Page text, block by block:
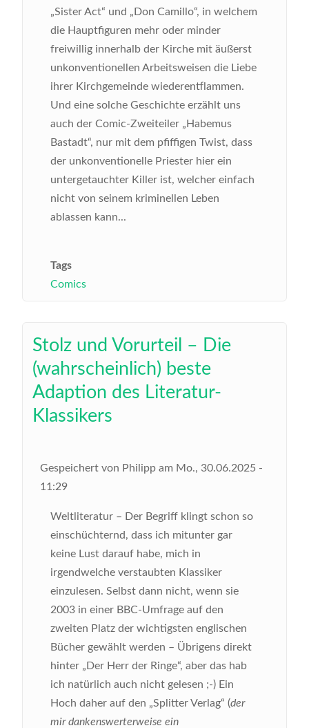
„Sister Act“ und „Don Camillo“, in welchem
die Hauptfiguren mehr oder minder
freiwillig innerhalb der Kirche mit äußerst
unkonventionellen Arbeitsweisen die Liebe
ihrer Kirchgemeinde wiederentflammen.
Und eine solche Geschichte erzählt uns
auch der Comic-Zweiteiler „Habemus
Bastadt“, nur mit dem pfiffigen Twist, dass
der unkonventionelle Priester hier ein
untergetauchter Killer ist, welcher einfach
nicht von seinem kriminellen Leben
ablassen kann...
Tags
Comics
Stolz und Vorurteil – Die
(wahrscheinlich) beste
Adaption des Literatur-
Klassikers
Gespeichert von Philipp am Mo., 30.06.2025 -
11:29
Weltliteratur – Der Begriff klingt schon so
einschüchternd, dass ich mitunter gar
keine Lust darauf habe, mich in
irgendwelche verstaubten Klassiker
einzulesen. Selbst dann nicht, wenn sie
2003 in einer BBC-Umfrage auf den
zweiten Platz der wichtigsten englischen
Bücher gewählt werden – Übrigens direkt
hinter „Der Herr der Ringe“, aber das hab
ich natürlich auch nicht gelesen ;-) Ein
Hoch daher auf den „Splitter Verlag“ (der
mir dankenswerterweise ein